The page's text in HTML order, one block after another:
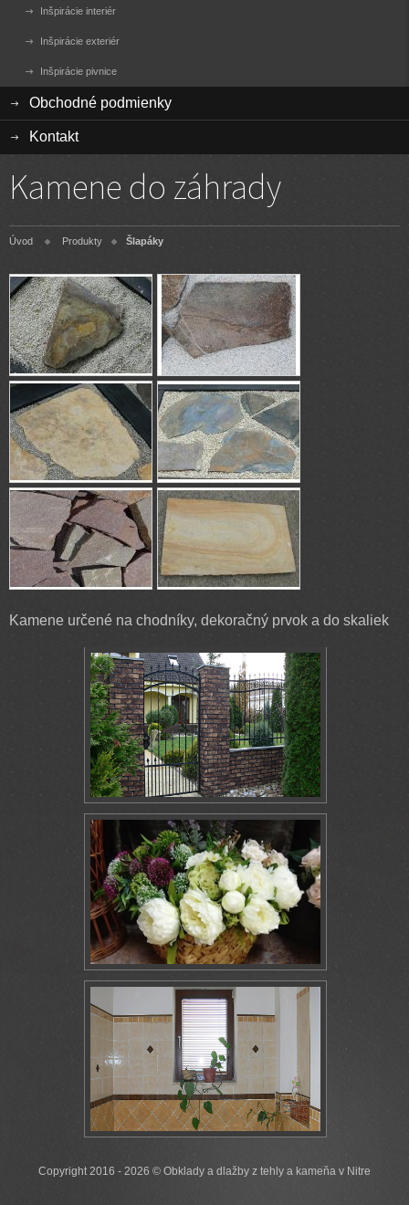
Inšpirácie interiér
Inšpirácie exteriér
Inšpirácie pivnice
Obchodné podmienky
Kontakt
Kamene do záhrady
Úvod Produkty Šlapáky
Kamene určené na chodníky, dekoračný prvok a do skaliek
Copyright 2016 - 2026 © Obklady a dlažby z tehly a kameňa v Nitre